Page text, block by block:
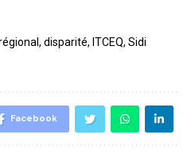
, disparité, ITCEQ, Sidi
Facebook